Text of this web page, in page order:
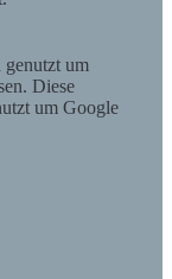
um
Diese
um Google